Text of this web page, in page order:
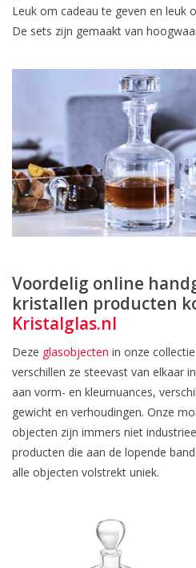
Leuk om cadeau te geven en leuk
De sets zijn gemaakt van
Voordelig online
kristallen producten
Kristalglas.nl
Deze glasobjecten in onze
verschillen ze steevast van elkaar
aan vorm- en kleurnuances,
gewicht en verhoudingen. Onze
objecten zijn immers niet
producten die aan de lopende
alle objecten volstrekt uniek.